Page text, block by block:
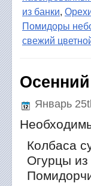
из банки,
Помидоры
свежий
Январь
Колбаса
Огурцы из